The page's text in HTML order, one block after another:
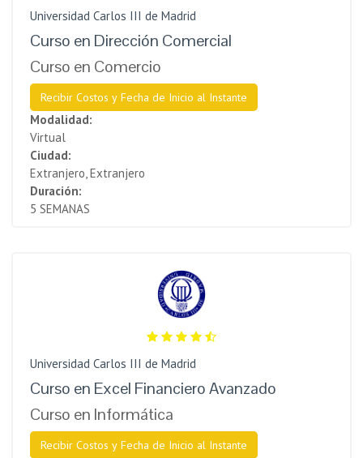
Universidad Carlos III de Madrid
Curso en Dirección Comercial
Curso en Comercio
Recibir Costos y Fecha de Inicio al Instante
Modalidad:
Virtual
Ciudad:
Extranjero, Extranjero
Duración:
5 SEMANAS
Universidad Carlos III de Madrid
Curso en Excel Financiero Avanzado
Curso en Informática
Recibir Costos y Fecha de Inicio al Instante